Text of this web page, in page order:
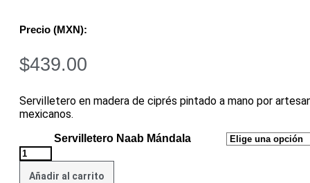
Precio (MXN):
$439.00
Servilletero en madera de ciprés pintado a mano por
mexicanos.
Servilletero Naab Mándala
Servilletero
Naab
cantidad
Añadir al carrito